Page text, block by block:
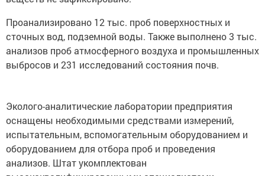
сточных вод, подземной воды. Также выполнено 3 тыс.
анализов проб атмосферного воздуха и промышленных
выбросов и 231 исследований состояния почв.
оснащены необходимыми средствами измерений,
испытательным, вспомогательным оборудованием и
оборудованием для отбора проб и проведения
анализов. Штат укомплектован
высококвалифицированными специалистами.